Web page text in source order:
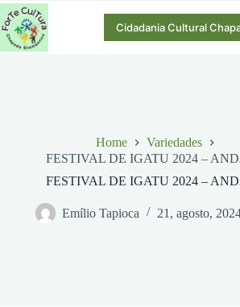
Pular
para
o
conteúdo
Cidadania Cultural
Home
Variedades
FESTIVAL DE IGATU 2024 –
FESTIVAL DE IGATU 2024 –
Emílio Tapioca 21, agosto,